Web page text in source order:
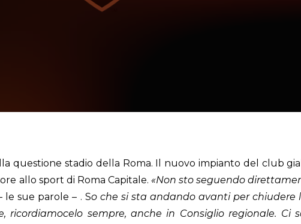
questione stadio della Roma. Il nuovo impianto del club
allo sport di Roma Capitale. «Non sto seguendo
le sue parole – . So che si sta andando avanti per chiudere
sempre, anche in Consiglio regionale. Ci